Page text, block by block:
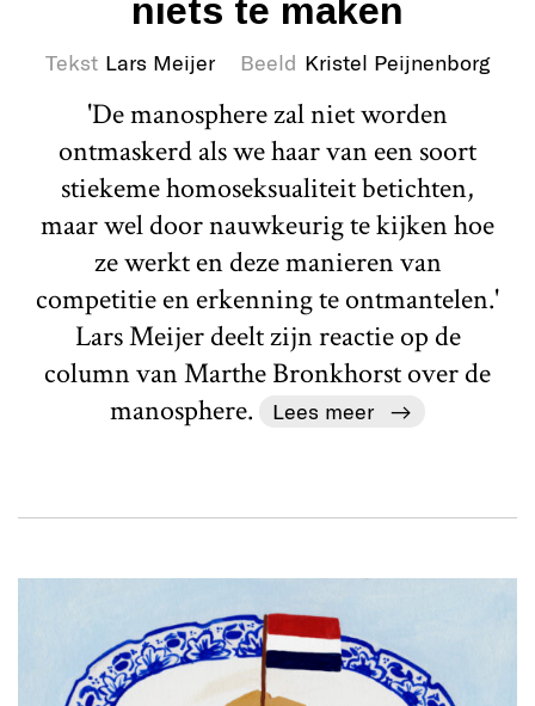
niets te maken
Tekst Lars Meijer Beeld Kristel Peijnenborg
'De manosphere zal niet worden
ontmaskerd als we haar van een soort
stiekeme homoseksualiteit betichten,
maar wel door nauwkeurig te kijken hoe
ze werkt en deze manieren van
competitie en erkenning te ontmantelen.'
Lars Meijer deelt zijn reactie op de
column van Marthe Bronkhorst over de
manosphere.
Lees meer